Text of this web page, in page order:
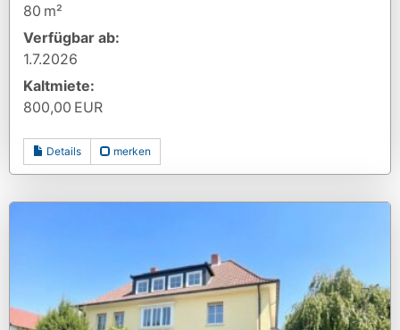
80 m²
Verfügbar ab:
1.7.2026
Kaltmiete:
800,00 EUR
Details merken